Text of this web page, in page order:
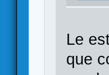
Le
que